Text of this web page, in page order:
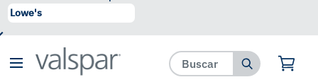
se ha agregado a favoritos.